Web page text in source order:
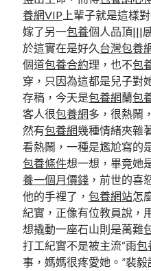
養網VIP 上輩子就是這樣
嫁了另一包養個人品頂|||
於這實在是好久 台灣包養
個道包養合約理，也不包
穿，只因為這都是兒子對
存稿，今天是包養網蘭包
客人很包養網多，很熱鬧
然有包養網幾種情緒夾雜
看熱鬧，一種是尷尬寫的
包養條件想一想，畢竟她
養一個月價錢 ，前世的喜
他的手裡了，包養網站怎
紀實，正像有位教員說，
想撬動一座石山則是萬難
打工紀實不是被主流“雨包
事，媽媽很疼愛她。”裴毅